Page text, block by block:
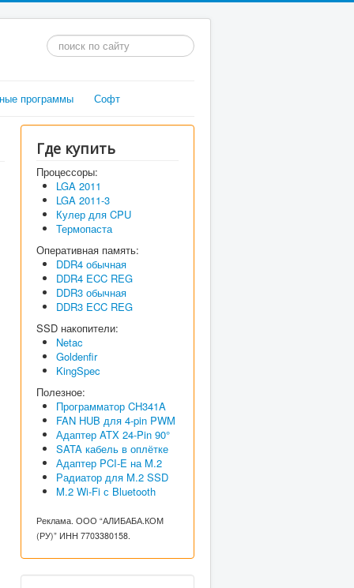
Искать...
программы Софт
Где купить
Процессоры:
LGA 2011
LGA 2011-3
Кулер для CPU
Термопаста
Оперативная память:
DDR4 обычная
DDR4 ECC REG
DDR3 обычная
DDR3 ECC REG
SSD накопители:
Netac
Goldenfir
KingSpec
Полезное:
Программатор CH341A
FAN HUB для 4-pin PWM
Адаптер ATX 24-Pin 90°
SATA кабель в оплётке
Адаптер PCI-E на M.2
Радиатор для M.2 SSD
M.2 Wi-Fi с Bluetooth
Реклама. ООО “АЛИБАБА.КОМ
(РУ)” ИНН 7703380158.